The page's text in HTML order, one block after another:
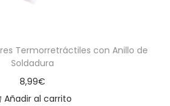
Termorretráctiles con Anillo de
Soldadura
8,99€
Añadir al carrito